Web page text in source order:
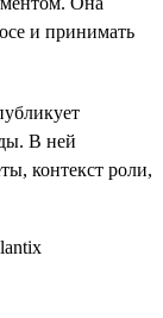
и принимать
В ней
контекст роли,